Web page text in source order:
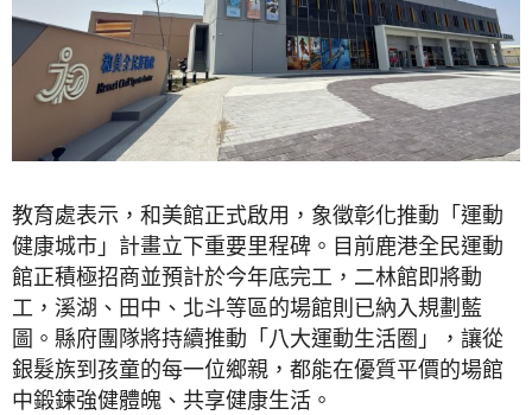
教育處表示，和美館正式啟用，象徵彰化推動「運動
健康城市」計畫立下重要里程碑。目前鹿港全民運動
館正積極招商並預計於今年底完工，二林館即將動
工，溪湖、田中、北斗等區的場館則已納入規劃藍
圖。縣府團隊將持續推動「八大運動生活圈」，讓從
銀髮族到孩童的每一位鄉親，都能在優質平價的場館
中鍛鍊強健體魄、共享健康生活。